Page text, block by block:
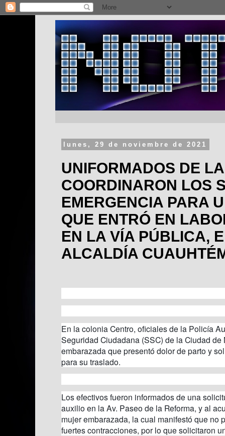
lunes, 29 de noviembre de 2021
UNIFORMADOS DE
COORDINARON LOS
EMERGENCIA PARA
QUE ENTRÓ EN
EN LA VÍA PÚBLICA,
ALCALDÍA
En la colonia Centro, oficiales de la Policía
Seguridad Ciudadana (SSC) de la Ciudad
embarazada que presentó dolor de parto y
para su traslado.
Los efectivos fueron informados de una
auxilio en la Av. Paseo de la Reforma, y al
mujer embarazada, la cual manifestó que no
fuertes contracciones, por lo que solicitaron